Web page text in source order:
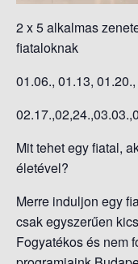
2 x 5 alkalmas
fiataloknak
01.06., 01.13,
Mit tehet egy fiatal,
életével?
Merre induljon egy
csak egyszerűen
Fogyatékos és nem